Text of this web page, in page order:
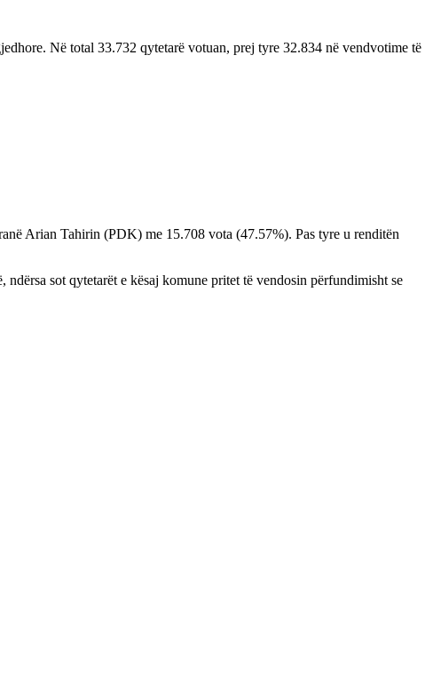
Në total 33.732 qytetarë votuan, prej tyre 32.834 në vendvotime të
Arian Tahirin (PDK) me 15.708 vota (47.57%). Pas tyre u renditën
sot qytetarët e kësaj komune pritet të vendosin përfundimisht se